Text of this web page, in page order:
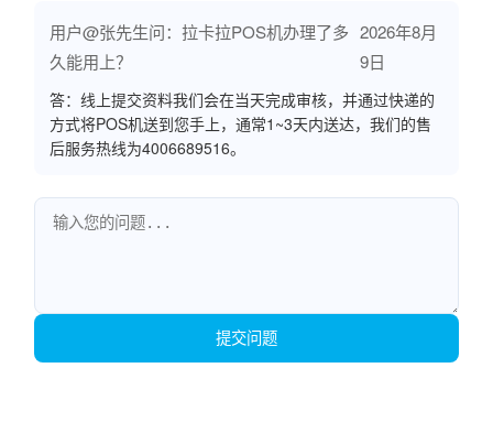
用户@张先生问：拉卡拉POS机办理了多
久能用上？
2026年8月
9日
答：线上提交资料我们会在当天完成审核，并通过快递的
方式将POS机送到您手上，通常1~3天内送达，我们的售
后服务热线为4006689516。
提交问题